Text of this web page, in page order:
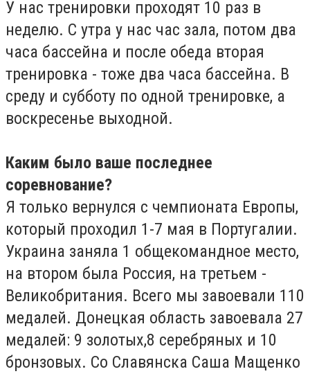
У нас тренировки проходят 10 раз в
неделю. С утра у нас час зала, потом два
часа бассейна и после обеда вторая
тренировка - тоже два часа бассейна. В
среду и субботу по одной тренировке, а
воскресенье выходной.
Каким было ваше последнее
соревнование?
Я только вернулся с чемпионата Европы,
который проходил 1-7 мая в Португалии.
Украина заняла 1 общекомандное место,
на втором была Россия, на третьем -
Великобритания. Всего мы завоевали 110
медалей. Донецкая область завоевала 27
медалей: 9 золотых,8 серебряных и 10
бронзовых. Со Славянска Саша Мащенко